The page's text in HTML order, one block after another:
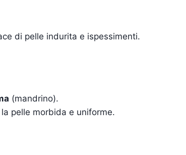
di pelle indurita e ispessimenti.
(mandrino).
pelle morbida e uniforme.